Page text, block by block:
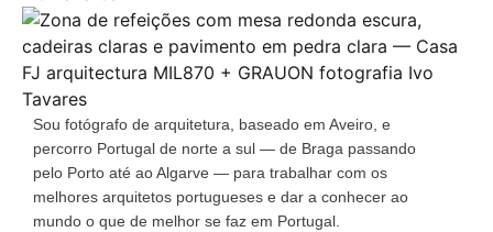
Sou fotógrafo de arquitetura, baseado em Aveiro, e
percorro Portugal de norte a sul — de Braga passando
pelo Porto até ao Algarve — para trabalhar com os
melhores arquitetos portugueses e dar a conhecer ao
mundo o que de melhor se faz em Portugal.